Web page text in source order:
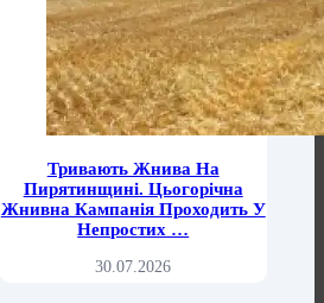
Тривають Жнива На
Пирятинщині. Цьогорічна
Жнивна Кампанія Проходить У
Непростих …
30.07.2026